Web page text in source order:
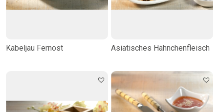
Kabeljau Fernost Asiatisches Hähnchenfleisch